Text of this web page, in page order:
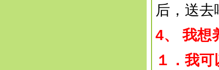
后，送
4、 我想
１．我